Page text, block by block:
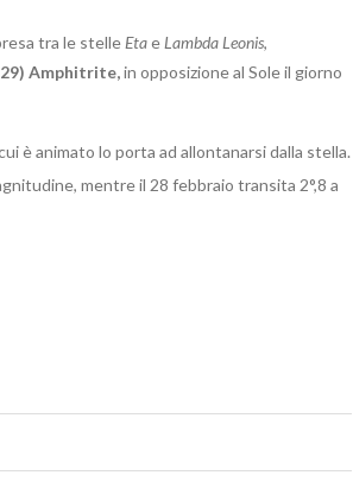
tra le stelle Etae Lambda Leonis,
Amphitrite,in opposizione al Sole il giorno
è animato lo porta ad allontanarsi dalla stella.
mentre il 28 febbraio transita 2°,8 a